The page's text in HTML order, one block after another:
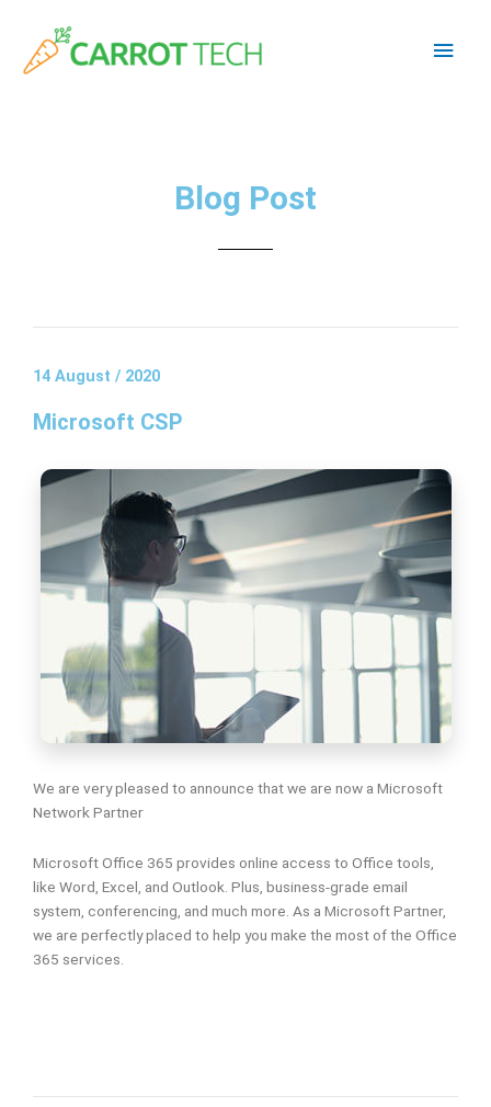
content
Blog Post
14 August / 2020
Microsoft CSP
We are very pleased to announce that we are now a Microsoft
Network Partner
Microsoft Office 365 provides online access to Office tools,
like Word, Excel, and Outlook. Plus, business-grade email
system, conferencing, and much more. As a Microsoft Partner,
we are perfectly placed to help you make the most of the Office
365 services.